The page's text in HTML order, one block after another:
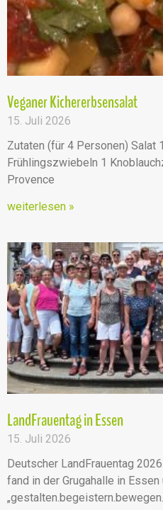
Veganer Kichererbsensalat
15. Juli 2026
Zutaten (für 4 Personen) Salat
Frühlingszwiebeln 1
Provence
weiterlesen »
LandFrauentag in Essen
15. Juli 2026
Deutscher LandFrauentag
fand in der Grugahalle in